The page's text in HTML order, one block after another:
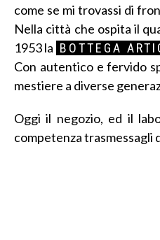
come se mi trovassi di
Nella città che ospita il
1953 la BOTTEGA
Con autentico e fervido
mestiere a diverse
Oggi il negozio, ed il
competenza trasmessagli